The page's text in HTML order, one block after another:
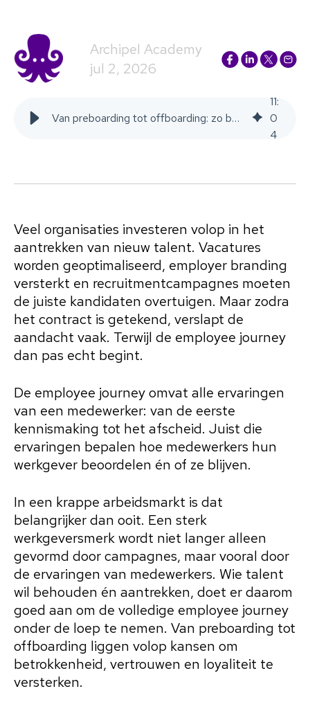
Archipel Academy
jul 2, 2026
Van preboarding tot offboarding: zo bouw je een employee journey die medewerkers ambassadeurs maakt
11:
0
4
Veel organisaties investeren volop in het
aantrekken van nieuw talent. Vacatures
worden geoptimaliseerd, employer branding
versterkt en recruitmentcampagnes moeten
de juiste kandidaten overtuigen. Maar zodra
het contract is getekend, verslapt de
aandacht vaak. Terwijl de employee journey
dan pas echt begint.
De employee journey omvat alle ervaringen
van een medewerker: van de eerste
kennismaking tot het afscheid. Juist die
ervaringen bepalen hoe medewerkers hun
werkgever beoordelen én of ze blijven.
In een krappe arbeidsmarkt is dat
belangrijker dan ooit. Een sterk
werkgeversmerk wordt niet langer alleen
gevormd door campagnes, maar vooral door
de ervaringen van medewerkers. Wie talent
wil behouden én aantrekken, doet er daarom
goed aan om de volledige employee journey
onder de loep te nemen. Van preboarding tot
offboarding liggen volop kansen om
betrokkenheid, vertrouwen en loyaliteit te
versterken.